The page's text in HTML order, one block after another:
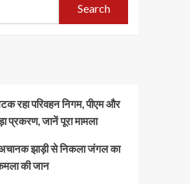
Search
रहा परिवहन निगम, पीएम और
प्रकरण, जानें पूरा मामला
झाड़ी से निकला जंगल का
की जान